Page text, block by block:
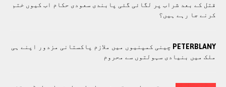
قتل کے بعد شراب پر لگائی گئی پابندی سعودی حکام اب کیوں ختم
کرنے جا رہے ہیں؟
PETERBLANY چينی کمپنيوں ميں ملازم پاکستانی مزدور اپنے ہی
ملک ميں بنيادی سہولتوں سے محروم